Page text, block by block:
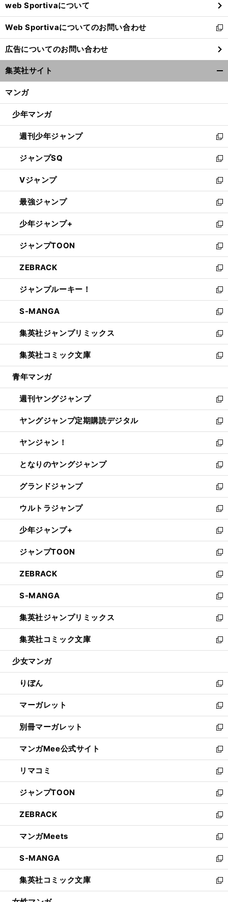
で
開
く
web Sportivaについて
Web Sportivaについてのお問い合わせ
新
し
い
ウ
ィ
ン
ウ
開
く
広告についてのお問い合わせ
集英社サイト
マンガ
少年マンガ
週刊少年ジャンプ
新
し
い
ウ
ィ
ン
ド
ウ
で
開
く
ジャンプSQ
新
し
い
ウ
ィ
ン
ド
ウ
で
開
く
Vジャンプ
新
し
い
ウ
ィ
ン
ド
ウ
で
開
く
最強ジャンプ
新
し
い
ウ
ィ
ン
ド
ウ
で
開
く
少年ジャンプ+
新
し
い
ウ
ィ
ン
ド
ウ
で
開
く
ジャンプTOON
新
し
い
ウ
ィ
ン
ド
ウ
で
開
く
ZEBRACK
新
し
い
ウ
ィ
ン
ド
ウ
で
開
ジャンプルーキー！
新
し
い
ウ
ィ
ン
ド
ウ
開
く
S-MANGA
新
し
い
ウ
ィ
ン
ウ
で
開
く
集英社ジャンプリミックス
新
し
い
ウ
ン
ド
ウ
で
開
く
集英社コミック文庫
新
し
ウ
ィ
ン
ド
ウ
で
開
く
青年マンガ
週刊ヤングジャンプ
新
し
い
ウ
ィ
ン
ド
ウ
で
開
く
ヤングジャンプ定期購読デジタル
新
し
い
ウ
ィ
ン
ド
ウ
で
開
く
ヤンジャン！
新
し
い
ウ
ィ
ン
ド
ウ
で
開
く
となりのヤングジャンプ
新
し
い
ウ
ィ
ン
ド
ウ
で
開
く
グランドジャンプ
新
し
い
ウ
ィ
ン
ド
ウ
で
開
く
ウルトラジャンプ
新
し
い
ウ
ィ
ン
ド
ウ
で
開
く
少年ジャンプ+
新
し
い
ウ
ィ
ン
ド
ウ
で
開
く
ジャンプTOON
新
し
い
ウ
ィ
ン
ド
ウ
で
開
ZEBRACK
新
し
い
ウ
ィ
ン
ド
ウ
開
く
S-MANGA
新
し
い
ウ
ィ
ン
ウ
で
開
く
集英社ジャンプリミックス
新
し
い
ウ
ン
ド
ウ
で
開
く
集英社コミック文庫
新
し
ウ
ィ
ン
ド
ウ
で
開
く
少女マンガ
りぼん
新
し
い
ウ
ィ
ン
ド
ウ
で
開
く
マーガレット
新
し
い
ウ
ィ
ン
ド
ウ
で
開
く
別冊マーガレット
新
し
い
ウ
ィ
ン
ド
ウ
で
開
く
マンガMee公式サイト
新
し
い
ウ
ィ
ン
ド
ウ
で
開
く
リマコミ
新
し
い
ウ
ィ
ン
ド
ウ
で
開
く
ジャンプTOON
新
し
い
ウ
ィ
ン
ド
ウ
で
開
ZEBRACK
新
し
い
ウ
ィ
ン
ド
ウ
マンガMeets
新
し
い
ウ
ィ
ン
S-MANGA
新
し
い
ウ
集英社コミック文庫
新
し